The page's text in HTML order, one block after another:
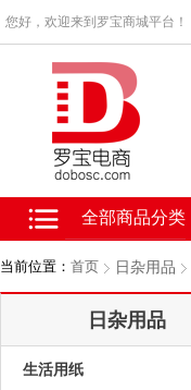
您好，欢迎来到罗宝商城平台！
全部商品分类
当前位置： 首页 日杂用品
日杂用品
生活用纸